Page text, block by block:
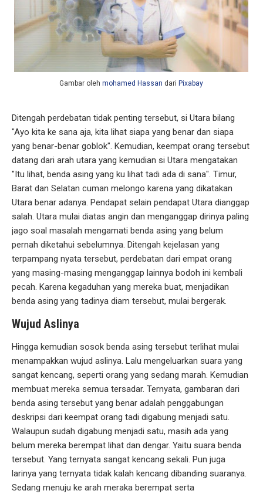
Gambar olehmohamed Hassan dari Pixabay
Ditengah perdebatan tidak penting tersebut, si Utara bilang
"Ayo kita ke sana aja, kita lihat siapa yang benar dan siapa
yang benar-benar goblok". Kemudian, keempat orang tersebut
datang dari arah utara yang kemudian si Utara mengatakan
"Itu lihat, benda asing yang ku lihat tadi ada di sana". Timur,
Barat dan Selatan cuman melongo karena yang dikatakan
Utara benar adanya. Pendapat selain pendapat Utara dianggap
salah. Utara mulai diatas angin dan menganggap dirinya paling
jago soal masalah mengamati benda asing yang belum
pernah diketahui sebelumnya. Ditengah kejelasan yang
terpampang nyata tersebut, perdebatan dari empat orang
yang masing-masing menganggap lainnya bodoh ini kembali
pecah. Karena kegaduhan yang mereka buat, menjadikan
benda asing yang tadinya diam tersebut, mulai bergerak.
Wujud Aslinya
Hingga kemudian sosok benda asing tersebut terlihat mulai
menampakkan wujud aslinya. Lalu mengeluarkan suara yang
sangat kencang, seperti orang yang sedang marah. Kemudian
membuat mereka semua tersadar. Ternyata, gambaran dari
benda asing tersebut yang benar adalah penggabungan
deskripsi dari keempat orang tadi digabung menjadi satu.
Walaupun sudah digabung menjadi satu, masih ada yang
belum mereka berempat lihat dan dengar. Yaitu suara benda
tersebut. Yang ternyata sangat kencang sekali. Pun juga
larinya yang ternyata tidak kalah kencang dibanding suaranya.
Sedang menuju ke arah meraka berempat serta